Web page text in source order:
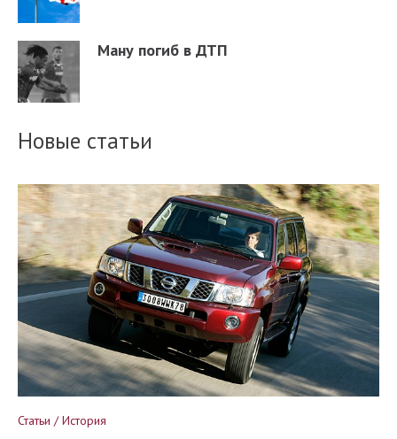
Ману погиб в ДТП
Новые статьи
Статьи / История